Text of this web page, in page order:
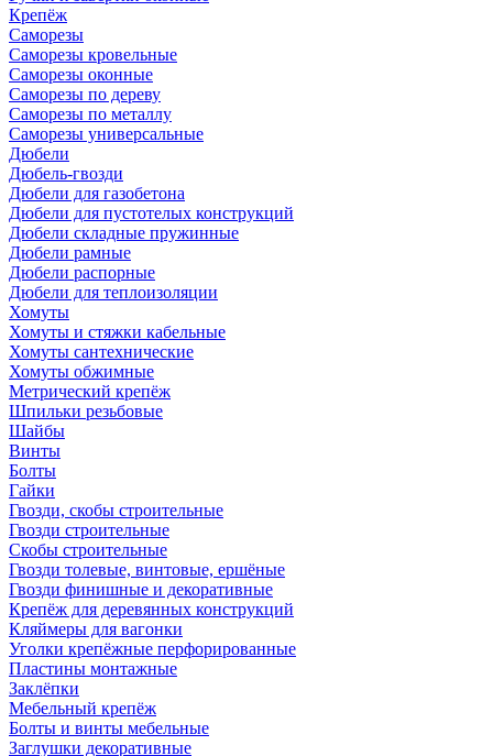
Крепёж
Саморезы
Саморезы кровельные
Саморезы оконные
Саморезы по дереву
Саморезы по металлу
Саморезы универсальные
Дюбели
Дюбель-гвозди
Дюбели для газобетона
Дюбели для пустотелых конструкций
Дюбели складные пружинные
Дюбели рамные
Дюбели распорные
Дюбели для теплоизоляции
Хомуты
Хомуты и стяжки кабельные
Хомуты сантехнические
Хомуты обжимные
Метрический крепёж
Шпильки резьбовые
Шайбы
Винты
Болты
Гайки
Гвозди, скобы строительные
Гвозди строительные
Скобы строительные
Гвозди толевые, винтовые, ершёные
Гвозди финишные и декоративные
Крепёж для деревянных конструкций
Кляймеры для вагонки
Уголки крепёжные перфорированные
Пластины монтажные
Заклёпки
Мебельный крепёж
Болты и винты мебельные
Заглушки декоративные